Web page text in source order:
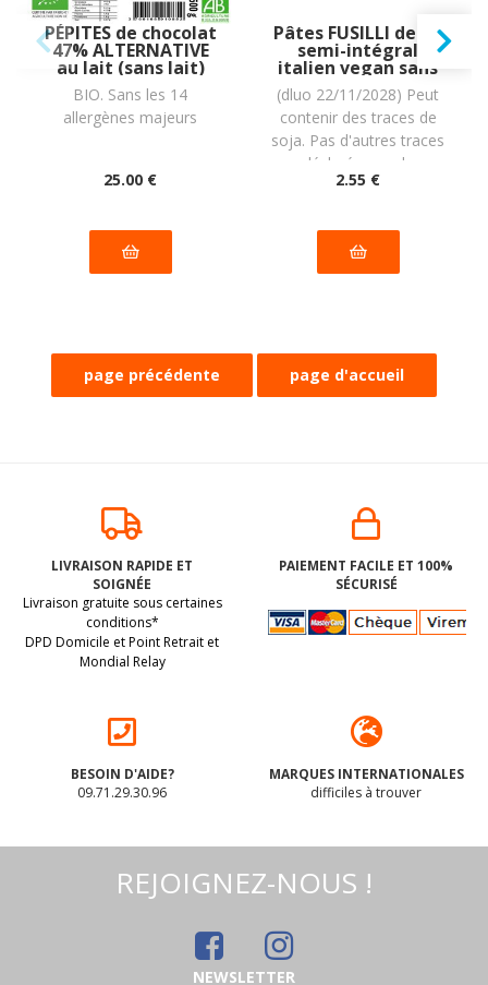
PÉPITES de chocolat
47% ALTERNATIVE
au lait (sans lait)
BIO vegan sans
allergènes Exquidia
: 500g
BIO. Sans les 14
allergènes majeurs
25.00 €
Pâtes FUSILLI de riz
semi-intégral
italien vegan sans
gluten sans lait
sans oeufs sans
coque sans
arachide Piaceri
Mediterranei : 250g
(dluo 22/11/2028) Peut
contenir des traces de
soja. Pas d'autres traces
déclarées par le
fabricant
2.55 €
6 BARRES au
ges vegan sans
allergènes PIACERI
MEDITERRANEI :
(6x21.5g) = 129g
(dluo 27/11/2026) Sans
les 14 allergènes
majeurs
Pâtes SPAGHETTI
intégral italien
vegan, sans gluten
sans lait sans oeufs
sans coque sans
arachide Piaceri
contenir des traces de
LIVRAISON RAPIDE ET
SOIGNÉE
Livraison gratuite sous certaines
conditions*
DPD Domicile et Point Retrait et
Mondial Relay
PAIEMENT FACILE ET 100%
SÉCURISÉ
BESOIN D'AIDE?
09.71.29.30.96
MARQUES INTERNATIONALES
difficiles à trouver
REJOIGNEZ-NOUS !
NEWSLETTER